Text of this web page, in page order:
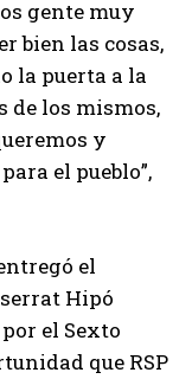
gente muy
bien las cosas,
la puerta a la
de los mismos,
y
el pueblo”,
el
Hipó
el Sexto
que RSP